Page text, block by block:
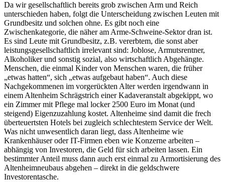
Da wir gesellschaftlich bereits grob zwischen Arm und Reich
unterschieden haben, folgt die Unterscheidung zwischen Leuten mit
Grundbesitz und solchen ohne. Es gibt noch eine
Zwischenkategorie, die näher am Arme-Schweine-Sektor dran ist.
Es sind Leute mit Grundbesitz, z.B. vererbtem, die sonst aber
leistungsgesellschaftlich irrelevant sind: Joblose, Armutsrentner,
Alkoholiker und sonstig sozial, also wirtschaftlich Abgehängte.
Menschen, die einmal Kinder von Menschen waren, die früher
„etwas hatten“, sich „etwas aufgebaut haben“. Auch diese
Nachgekommenen im vorgerückten Alter werden irgendwann in
einem Altenheim Schrägstrich einer Kadaveranstalt abgekippt, wo
ein Zimmer mit Pflege mal locker 2500 Euro im Monat (und
steigend) Eigenzuzahlung kostet. Altenheime sind damit die frech
überteuertsten Hotels bei zugleich schlechtestem Service der Welt.
Was nicht unwesentlich daran liegt, dass Altenheime wie
Krankenhäuser oder IT-Firmen eben wie Konzerne arbeiten –
abhängig von Investoren, die Geld für sich arbeiten lassen. Ein
bestimmter Anteil muss dann auch erst einmal zu Armortisierung des
Altenheimneubaus abgehen – direkt in die geldschwere
Investorentasche.